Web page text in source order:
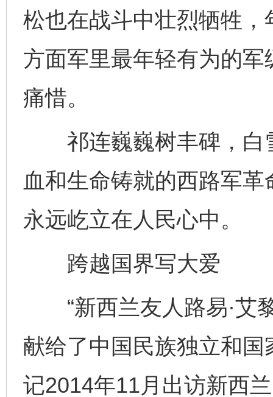
松也在战斗中壮烈牺牲，
方面军里最年轻有为的军
痛惜。
祁连巍巍树丰碑，白
血和生命铸就的西路军
永远屹立在人民心中。
跨越国界写大爱
“新西兰友人路易·艾
献给了中国民族独立和国
记2014年11月出访新西